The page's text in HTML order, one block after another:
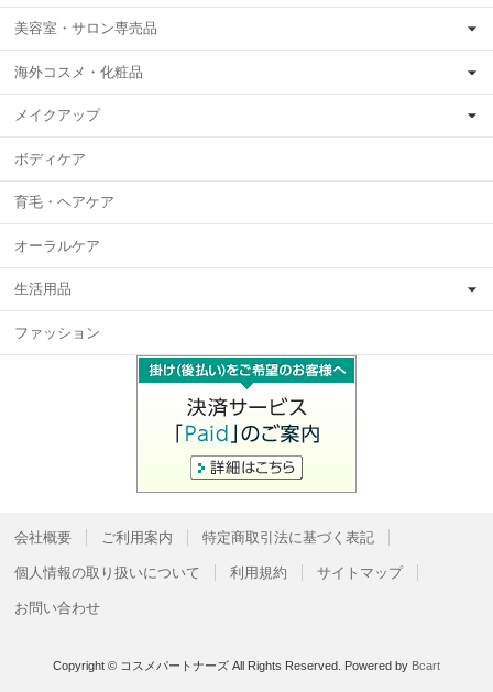
美容室・サロン専売品
海外コスメ・化粧品
メイクアップ
ボディケア
育毛・ヘアケア
オーラルケア
生活用品
ファッション
会社概要 ご利用案内 特定商取引法に基づく表記
個人情報の取り扱いについて 利用規約 サイトマップ
お問い合わせ
Copyright © コスメパートナーズ All Rights Reserved. Powered by Bcart